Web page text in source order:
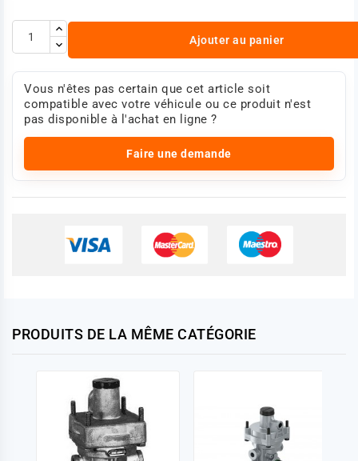
Ajouter au panier
Vous n'êtes pas certain que cet article soit
compatible avec votre véhicule ou ce produit n'est
pas disponible à l'achat en ligne ?
Faire une demande
PRODUITS DE LA MÊME CATÉGORIE